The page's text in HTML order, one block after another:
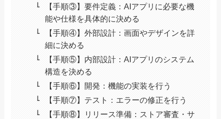
【手順③】要件定義：AIアプリに必要な機
能や仕様を具体的に決める
【手順④】外部設計：画面やデザインを詳
細に決める
【手順⑤】内部設計：AIアプリのシステム
構造を決める
【手順⑥】開発：機能の実装を行う
【手順⑦】テスト：エラーの修正を行う
【手順⑧】リリース準備：ストア審査・サ